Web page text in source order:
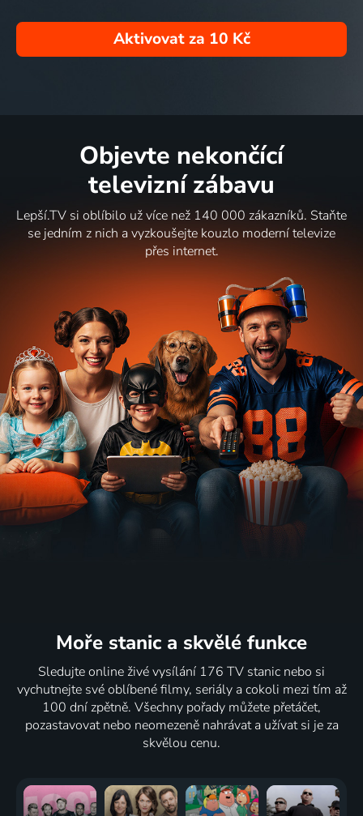
Aktivovat za 10 Kč
Objevte nekončící
televizní zábavu
Lepší.TV si oblíbilo už více než 140 000 zákazníků. Staňte
se jedním z nich a vyzkoušejte kouzlo moderní televize
přes internet.
Moře stanic a skvělé funkce
Sledujte online živé vysílání 176 TV stanic nebo si
vychutnejte své oblíbené filmy, seriály a cokoli mezi tím až
100 dní zpětně. Všechny pořady můžete přetáčet,
pozastavovat nebo neomezeně nahrávat a užívat si je za
skvělou cenu.